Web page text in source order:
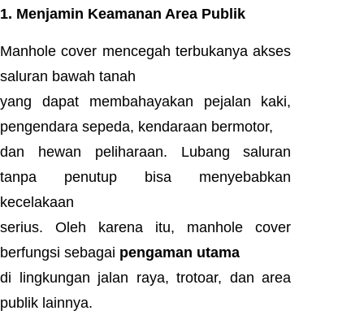
1. Menjamin Keamanan Area Publik
Manhole cover mencegah terbukanya akses
saluran bawah tanah
yang dapat membahayakan pejalan kaki,
pengendara sepeda, kendaraan bermotor,
dan hewan peliharaan. Lubang saluran
tanpa penutup bisa menyebabkan
kecelakaan
serius. Oleh karena itu, manhole cover
berfungsi sebagai pengaman utama
di lingkungan jalan raya, trotoar, dan area
publik lainnya.